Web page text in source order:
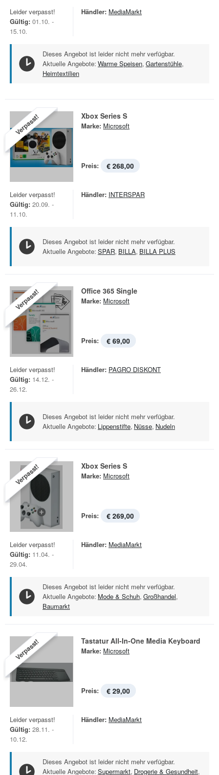
Leider verpasst!
Gültig: 01.10. -
15.10.
Händler: MediaMarkt
Dieses Angebot ist leider nicht mehr verfügbar.
Aktuelle Angebote: Warme Speisen, Gartenstühle,
Heimtextilien
Verpasst! Xbox Series S
Marke: Microsoft
Preis: € 268,00
Leider verpasst!
Gültig: 20.09. -
11.10.
Händler: INTERSPAR
Dieses Angebot ist leider nicht mehr verfügbar.
Aktuelle Angebote: SPAR, BILLA, BILLA PLUS
Verpasst! Office 365 Single
Marke: Microsoft
Preis: € 69,00
Leider verpasst!
Gültig: 14.12. -
26.12.
Händler: PAGRO DISKONT
Dieses Angebot ist leider nicht mehr verfügbar.
Aktuelle Angebote: Lippenstifte, Nüsse, Nudeln
Verpasst! Xbox Series S
Marke: Microsoft
Preis: € 269,00
Leider verpasst!
Gültig: 11.04. -
29.04.
Händler: MediaMarkt
Dieses Angebot ist leider nicht mehr verfügbar.
Aktuelle Angebote: Mode & Schuh, Großhandel,
Baumarkt
Verpasst! Tastatur All-In-One Media Keyboard
Marke: Microsoft
Preis: € 29,00
Leider verpasst!
Gültig: 28.11. -
10.12.
Händler: MediaMarkt
Dieses Angebot ist leider nicht mehr verfügbar.
Aktuelle Angebote: Supermarkt, Drogerie & Gesundheit,